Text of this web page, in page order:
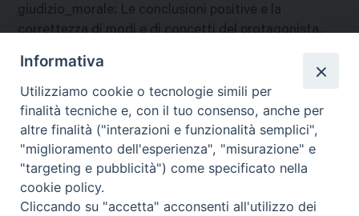
giudizio_morale: Le conclusioni positive e la
correttezza di modi e di concetti del protagonista,
sentimentalismi della trama. Il film può vedersi in
pubblica sala. C
nazione:Stati Uniti
Informativa
Utilizziamo cookie o tecnologie simili per
finalità tecniche e, con il tuo consenso, anche per
altre finalità ("interazioni e funzionalità semplici",
"miglioramento dell'esperienza", "misurazione" e
"targeting e pubblicità") come specificato nella
cookie policy.
Cliccando su "accetta" acconsenti all'utilizzo dei